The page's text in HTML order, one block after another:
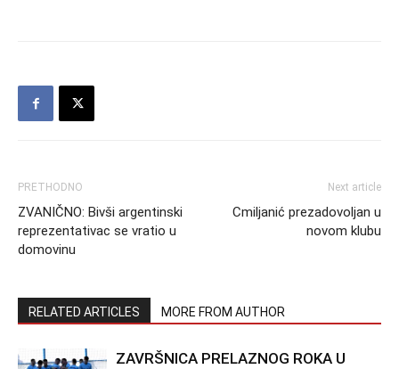
PRETHODNO
ZVANIČNO: Bivši argentinski
reprezentativac se vratio u
domovinu
Next article
Cmiljanić prezadovoljan u
novom klubu
RELATED ARTICLES MORE FROM AUTHOR
ZAVRŠNICA PRELAZNOG ROKA U